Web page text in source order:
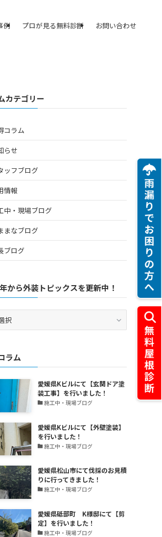
例 プロが見る無料診断 お問い合わせ
カテゴリー
コラム
らせ
ッフブログ
情報
中・現場ブログ
まなブログ
ブログ
から外装トピックスを更新中！
ラム
愛媛県Kビルにて【玄関ドア塗
装工事】を行いました！
施工中・現場ブログ
愛媛県Kビルにて【外壁塗装】
を行いました！
施工中・現場ブログ
愛媛県松山市にて伐採のお見積
りに行ってきました！
施工中・現場ブログ
愛媛県砥部町 K様邸にて【剪
定】を行いました！
施工中・現場ブログ